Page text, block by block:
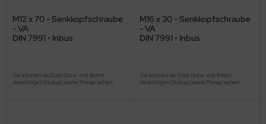
M12 x 70 - Senkkopfschraube
- VA
DIN 7991 • Inbus
Sie können als Gast (bzw. mit Ihrem
derzeitigen Status) keine Preise sehen.
M16 x 30 - Senkkopfschraube
- VA
DIN 7991 • Inbus
Sie können als Gast (bzw. mit Ihrem
derzeitigen Status) keine Preise sehen.